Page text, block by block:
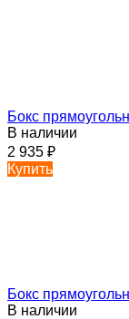
Бокс
В наличии
2 935 ₽
Купить
Бокс
В наличии